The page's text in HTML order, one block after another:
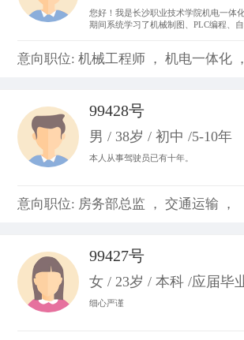
您好！我是长沙职业技术学院机电一体
期间系统学习了机械制图、PLC编程、
验。我善于团队协作，动手能力强，对
意向职位: 机械工程师 ， 机电一体化 ，
99428号
男 / 38岁 / 初中 /5-10年
本人从事驾驶员已有十年。
意向职位: 房务部总监 ， 交通运输 ，
99427号
女 / 23岁 / 本科 /应届毕
细心严谨